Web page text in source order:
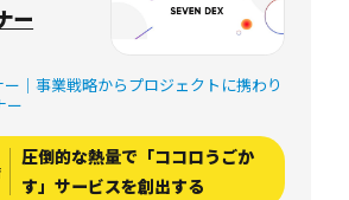
ビル 2F
ー
｜事業戦略からプロジェクトに携わり
ー
圧倒的な熱量で「ココロうごか
す」サービスを創出する